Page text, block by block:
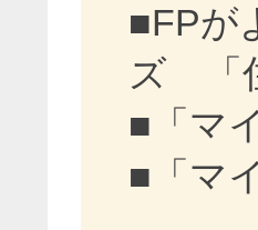
■FPが
ズ 「
■「マ
■「マ